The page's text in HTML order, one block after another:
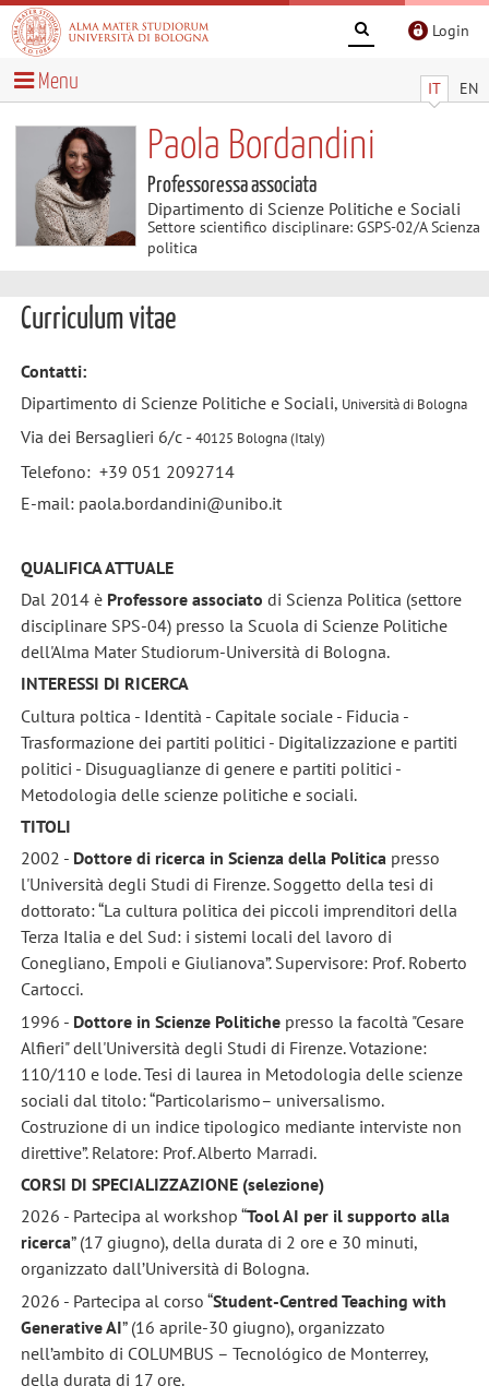
Login
IT EN
Menu
Paola Bordandini
Professoressa associata
Dipartimento di Scienze Politiche e Sociali
Settore scientifico disciplinare: GSPS-02/A Scienza
politica
Curriculum vitae
Contatti:
Dipartimento di Scienze Politiche e Sociali, Università di Bologna
Via dei Bersaglieri 6/c - 40125 Bologna (Italy)
Telefono: +39 051 2092714
E-mail: paola.bordandini@unibo.it
QUALIFICA ATTUALE
Dal 2014 è Professore associato di Scienza Politica (settore
disciplinare SPS-04) presso la Scuola di Scienze Politiche
dell'Alma Mater Studiorum-Università di Bologna.
INTERESSI DI RICERCA
Cultura poltica - Identità - Capitale sociale - Fiducia -
Trasformazione dei partiti politici - Digitalizzazione e partiti
politici - Disuguaglianze di genere e partiti politici -
Metodologia delle scienze politiche e sociali.
TITOLI
2002 - Dottore di ricerca in Scienza della Politicapresso
l'Università degli Studi di Firenze. Soggetto della tesi di
dottorato: “La cultura politica dei piccoli imprenditori della
Terza Italia e del Sud: i sistemi locali del lavoro di
Conegliano, Empoli e Giulianova”. Supervisore: Prof. Roberto
Cartocci.
1996 - Dottore in Scienze Politichepresso la facoltà "Cesare
Alfieri" dell'Università degli Studi di Firenze. Votazione:
110/110 e lode. Tesi di laurea in Metodologia delle scienze
sociali dal titolo: “Particolarismo– universalismo.
Costruzione di un indice tipologico mediante interviste non
direttive”. Relatore: Prof. Alberto Marradi.
CORSI DI SPECIALIZZAZIONE (selezione)
2026 - Partecipa al workshop “Tool AI per il supporto alla
ricerca” (17 giugno), della durata di 2 ore e 30 minuti,
organizzato dall’Università di Bologna.
2026 - Partecipa al corso “Student-Centred Teaching with
Generative AI” (16 aprile-30 giugno), organizzato
nell’ambito di COLUMBUS – Tecnológico de Monterrey,
della durata di 17 ore.